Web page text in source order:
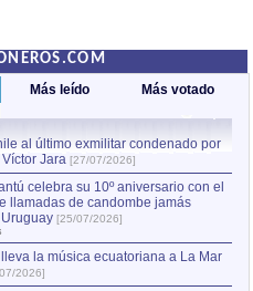
Más leído Más votado
al último exmilitar condenado por
Jara [27/07/2026]
celebra su 10º aniversario con el
llamadas de candombe jamás
[25/07/2026]
la música ecuatoriana a La Mar
2026]